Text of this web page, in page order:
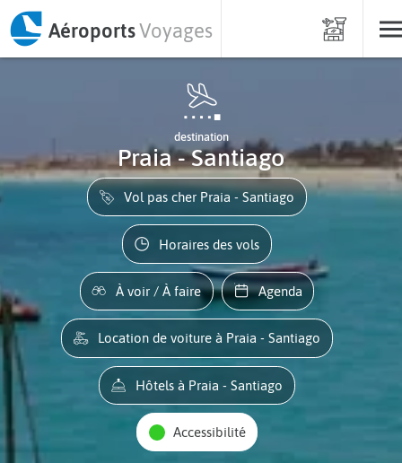
AéroportsVoyages
destination
Praia - Santiago
Vol pas cher Praia - Santiago
Horaires des vols
À voir / À faire Agenda
Location de voiture à Praia - Santiago
Hôtels à Praia - Santiago
Accessibilité